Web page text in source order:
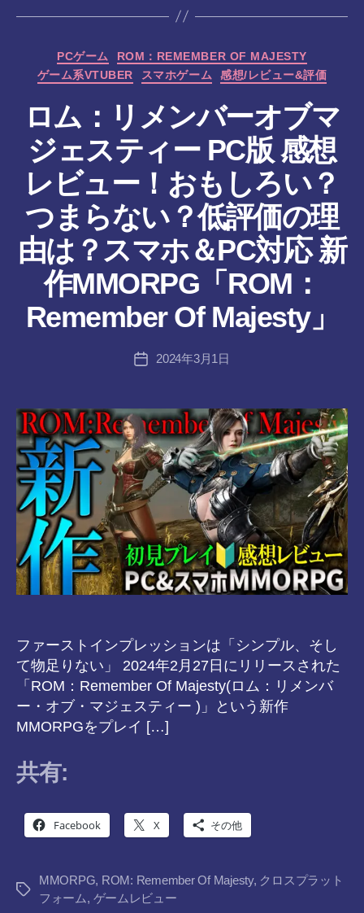
カ
テ
ゴ
ー
PCゲーム
ROM：REMEMBER OF MAJESTY
ゲーム系VTUBER
スマホゲーム 感想/レビュー&評価
ロム：リメンバーオブマ
ジェスティー PC版 感想
レビュー！おもしろい？
つまらない？低評価の理
由は？スマホ＆PC対応 新
作MMORPG「ROM：
Remember Of Majesty」
投
稿
作
成
者
a
8-
vr
投
2024年3月1日
ファーストインプレッションは「シンプル、そし
て物足りない」 2024年2月27日にリリースされた
「ROM：Remember Of Majesty(ロム：リメンバ
ー・オブ・マジェスティー )」という新作
MMORPGをプレイ […]
共有:
Facebook X その他
タ
MMORPG, ROM: Remember Of Majesty, クロスプラット
フォーム, ゲームレビュー